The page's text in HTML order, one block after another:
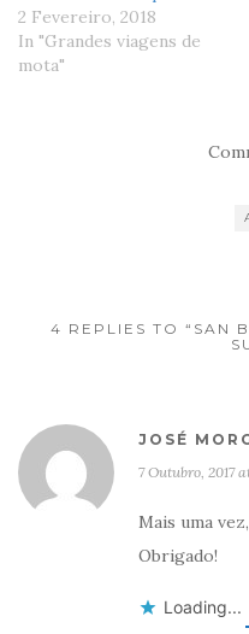
2 Fevereiro, 2018
In "Grandes viagens de
mota"
4 REPLIES TO “SAN
JOSÉ
7 Outubro, 2017
Mais uma
Obrigado!
Loading...